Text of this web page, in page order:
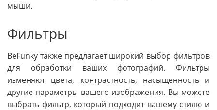
мыши.
Фильтры
BeFunky также предлагает широкий выбор фильтров
для обработки ваших фотографий. Фильтры
изменяют цвета, контрастность, насыщенность и
другие параметры вашего изображения. Вы можете
выбрать фильтр, который подходит вашему стилю и